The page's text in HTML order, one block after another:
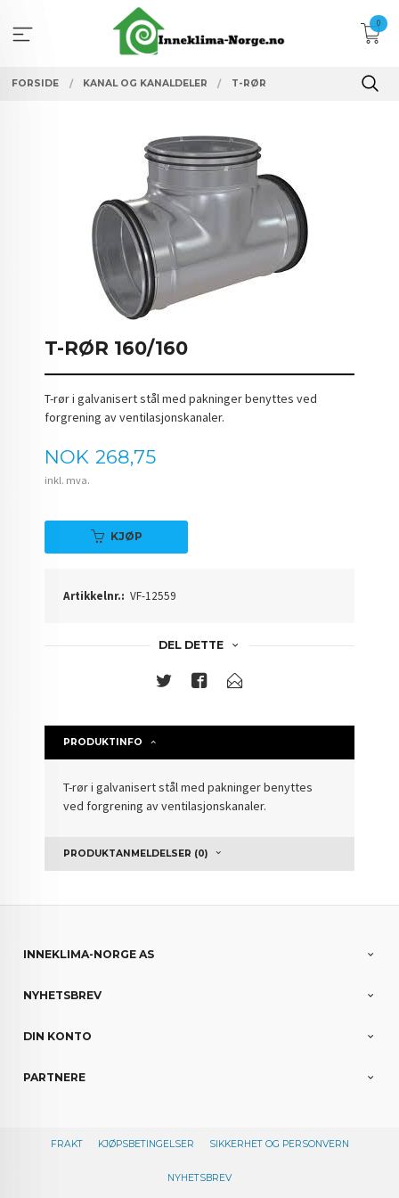
innholdet
0
FORSIDE KANAL OG KANALDELER T-RØR
T-RØR 160/160
T-rør i galvanisert stål med pakninger benyttes ved
forgrening av ventilasjonskanaler.
Pris
NOK 268,75
inkl. mva.
KJØP
Artikkelnr.: VF-12559
DEL DETTE
PRODUKTINFO
T-rør i galvanisert stål med pakninger benyttes
ved forgrening av ventilasjonskanaler.
PRODUKTANMELDELSER (0)
INNEKLIMA-NORGE AS
NYHETSBREV
DIN KONTO
PARTNERE
FRAKT KJØPSBETINGELSER SIKKERHET OG PERSONVERN
NYHETSBREV